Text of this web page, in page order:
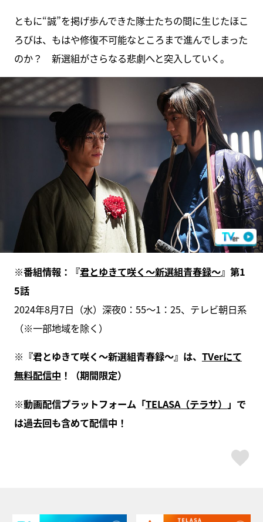
ともに“誠”を掲げ歩んできた隊士たちの間に生じたほこ
ろびは、もはや修復不可能なところまで進んでしまった
のか？ 新選組がさらなる悲劇へと突入していく。
※番組情報：『君とゆきて咲く～新選組青春録～』第1
5話
2024年8月7日（水）深夜0：55～1：25、テレビ朝日系
（※一部地域を除く）
※『君とゆきて咲く～新選組青春録～』は、 TVerにて
無料配信中 ！（期間限定）
※動画配信プラットフォーム「TELASA（テラサ） 」で
は過去回も含めて配信中！